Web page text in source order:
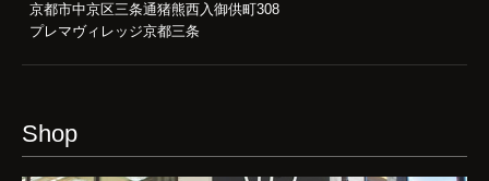
京都市中京区三条通猪熊西入御供町308
プレマヴィレッジ京都三条
Shop